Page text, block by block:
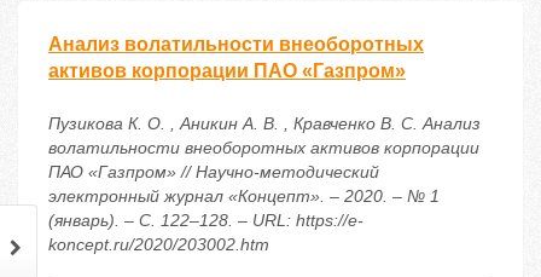
Анализ волатильности внеоборотных
активов корпорации ПАО «Газпром»
Пузикова К. О. , Аникин А. В. , Кравченко В. С. Анализ
волатильности внеоборотных активов корпорации
ПАО «Газпром» // Научно-методический
электронный журнал «Концепт». – 2020. – № 1
(январь). – С. 122–128. – URL: https://e-
koncept.ru/2020/203002.htm